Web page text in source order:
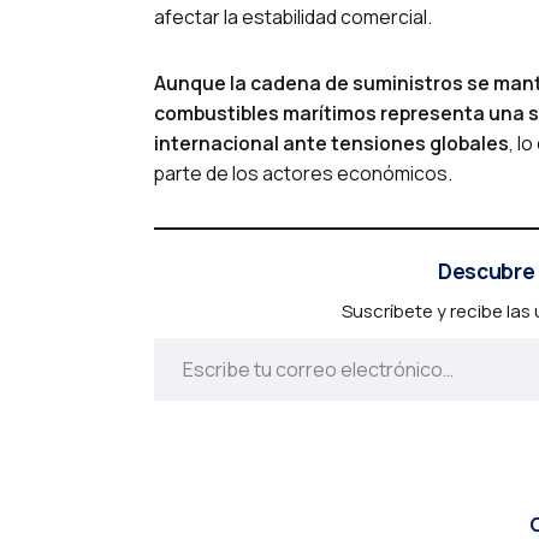
afectar la estabilidad comercial.
Aunque la cadena de suministros se
combustibles marítimos representa una
internacional ante tensiones globales,
parte de los actores económicos.
Suscríbete y recibe